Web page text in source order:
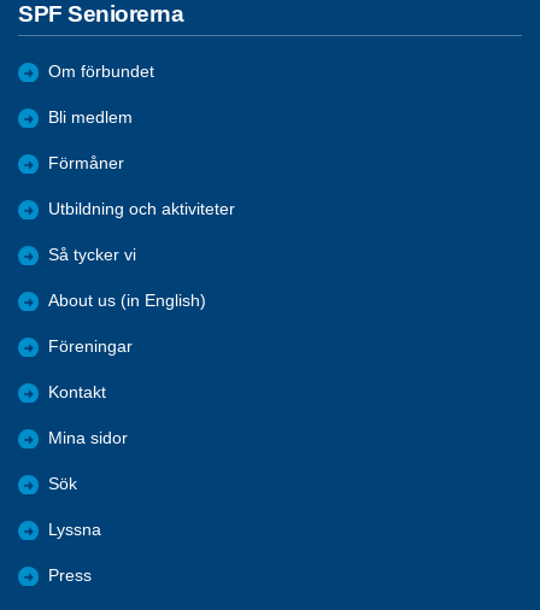
SPF Seniorerna
Om förbundet
Bli medlem
Förmåner
Utbildning och aktiviteter
Så tycker vi
About us (in English)
Föreningar
Kontakt
Mina sidor
Sök
Lyssna
Press